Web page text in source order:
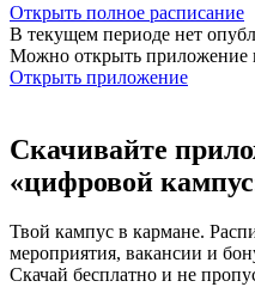
Открыть полное расписание
В текущем периоде нет
Можно открыть приложение
Открыть приложение
Скачивайте
«цифровой
Твой кампус в кармане.
мероприятия, вакансии и
Скачай бесплатно и не